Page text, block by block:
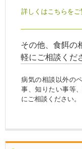
詳しくはこちらをご
その他、食餌の
軽にご相談くだ
病気の相談以外の
事、知りたい事等
にご相談ください。